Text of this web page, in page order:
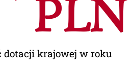
dotacji krajowej w roku